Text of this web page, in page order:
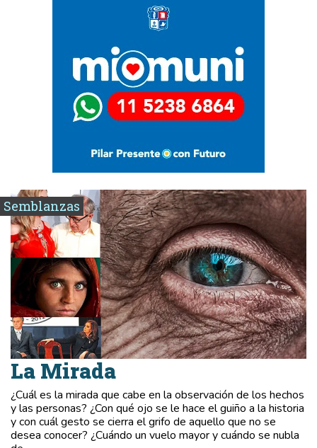
Semblanzas
La Mirada
¿Cuál es la mirada que cabe en la observación de los hechos
y las personas? ¿Con qué ojo se le hace el guiño a la historia
y con cuál gesto se cierra el grifo de aquello que no se
desea conocer? ¿Cuándo un vuelo mayor y cuándo se nubla